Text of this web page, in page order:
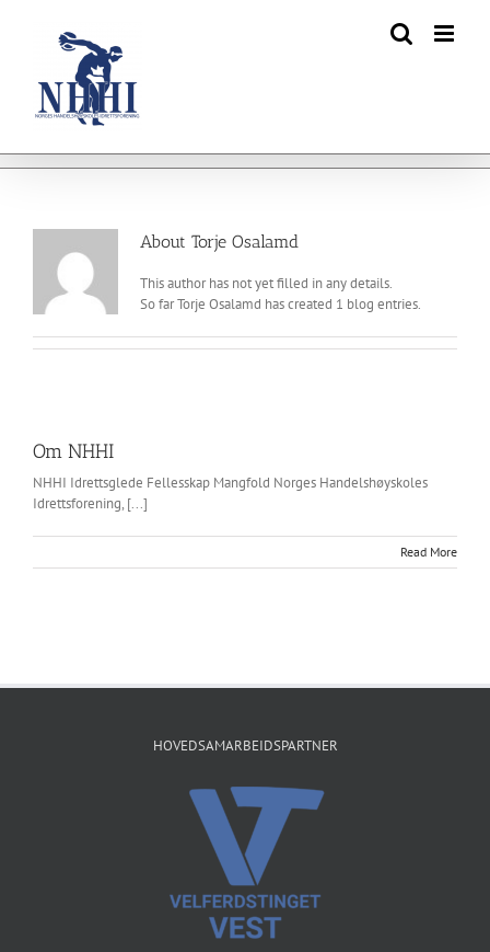
About Torje Osalamd
This author has not yet filled in any details.
So far Torje Osalamd has created 1 blog entries.
Om NHHI
NHHI Idrettsglede Fellesskap Mangfold Norges Handelshøyskoles
Idrettsforening, [...]
Read More
HOVEDSAMARBEIDSPARTNER